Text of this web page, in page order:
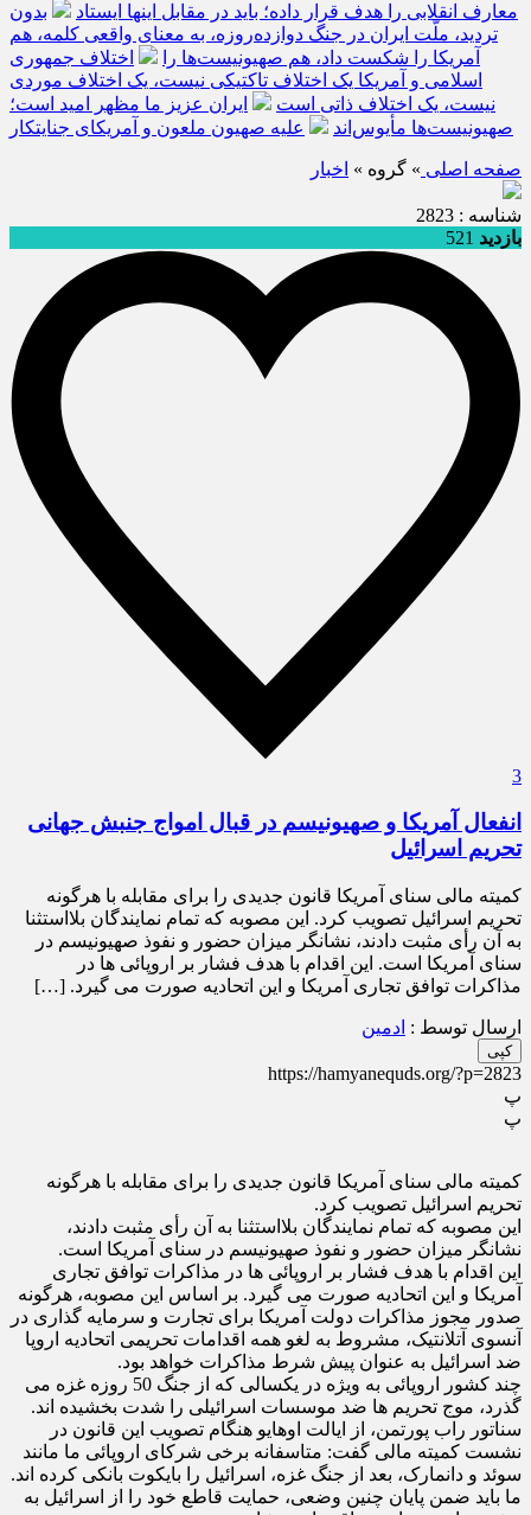
معارف انقلابی را هدف قرار داده؛ باید در مقابل اینها ایستاد
بدون
تردید، ملّت ایران در جنگ دوازده‌روزه، به معنای واقعی کلمه، هم
آمریکا را شکست داد، هم صهیونیست‌ها را
اختلاف جمهوری
اسلامی و آمریکا یک اختلاف تاکتیکی نیست، یک اختلاف موردی
نیست، یک اختلاف ذاتی است
ایران عزیز ما مظهر امید است؛
صهیونیست‌ها مأیوس‌اند
علیه صهیون ملعون و آمریکای جنایتکار
صفحه اصلی » گروه » اخبار
شناسه : 2823
بازدید 521
3
انفعال آمریکا و صهیونیسم در قبال امواج جنبش جهانی
تحریم اسرائیل
کمیته مالی سنای آمریکا قانون جدیدی را برای مقابله با هرگونه
تحریم اسرائیل تصویب کرد. این مصوبه که تمام نمایندگان بلااستثنا
به آن رأی مثبت دادند، نشانگر میزان حضور و نفوذ صهیونیسم در
سنای آمریکا است. این اقدام با هدف فشار بر اروپائی ها در
مذاکرات توافق تجاری آمریکا و این اتحادیه صورت می گیرد. […]
ارسال توسط : ادمین
کپی
https://hamyanequds.org/?p=2823
پ
پ
کمیته مالی سنای آمریکا قانون جدیدی را برای مقابله با هرگونه
تحریم اسرائیل تصویب کرد.
این مصوبه که تمام نمایندگان بلااستثنا به آن رأی مثبت دادند،
نشانگر میزان حضور و نفوذ صهیونیسم در سنای آمریکا است.
این اقدام با هدف فشار بر اروپائی ها در مذاکرات توافق تجاری
آمریکا و این اتحادیه صورت می گیرد. بر اساس این مصوبه، هرگونه
صدور مجوز مذاکرات دولت آمریکا برای تجارت و سرمایه گذاری در
آنسوی آتلانتیک، مشروط به لغو همه اقدامات تحریمی اتحادیه اروپا
ضد اسرائیل به عنوان پیش شرط مذاکرات خواهد بود.
چند کشور اروپائی به ویژه در یکسالی که از جنگ 50 روزه غزه می
گذرد، موج تحریم ها ضد موسسات اسرائیلی را شدت بخشیده اند.
سناتور راب پورتمن، از ایالت اوهایو هنگام تصویب این قانون در
نشست کمیته مالی گفت: متاسفانه برخی شرکای اروپائی ما مانند
سوئد و دانمارک، بعد از جنگ غزه، اسرائیل را بایکوت بانکی کرده اند.
ما باید ضمن پایان چنین وضعی، حمایت قاطع خود را از اسرائیل به